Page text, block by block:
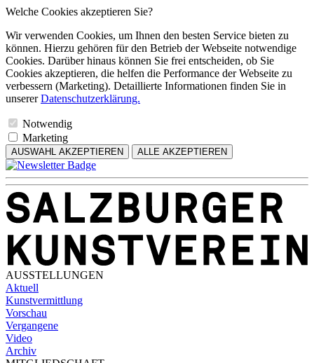
Welche Cookies akzeptieren Sie?
Wir verwenden Cookies, um Ihnen den besten Service bieten zu
können. Hierzu gehören für den Betrieb der Webseite notwendige
Cookies. Darüber hinaus können Sie frei entscheiden, ob Sie
Cookies akzeptieren, die helfen die Performance der Webseite zu
verbessern (Marketing). Detaillierte Informationen finden Sie in
unsererDatenschutzerklärung.
Notwendig
Marketing
AUSWAHL AKZEPTIEREN ALLE AKZEPTIEREN
AUSSTELLUNGEN
Aktuell
Kunstvermittlung
Vorschau
Vergangene
Video
Archiv